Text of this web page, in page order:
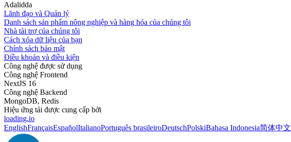
Adalidda
Lãnh đạo và Quản lý
Danh sách sản phẩm nông nghiệp và hàng hóa của chúng tôi
Nhà tài trợ của chúng tôi
Cách xóa dữ liệu của bạn
Chính sách bảo mật
Điều khoản và điều kiện
Công nghệ được sử dụng
Công nghệ Frontend
NextJS 16
Công nghệ Backend
MongoDB, Redis
Hiệu ứng tải được cung cấp bởi
loading.io
EnglishFrançaisEspañolItalianoPortuguês brasileiroDeutschPolskiBahasa Indonesia简体中文